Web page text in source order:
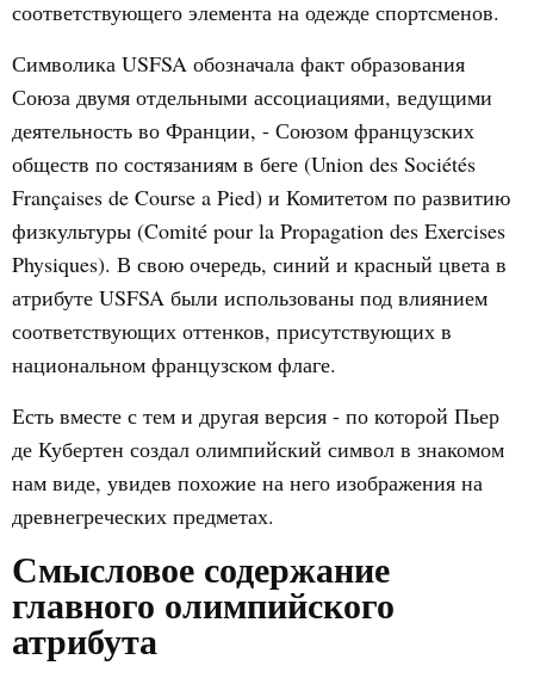
соответствующего элемента на одежде спортсменов.
Символика USFSA обозначала факт образования
Союза двумя отдельными ассоциациями, ведущими
деятельность во Франции, - Союзом французских
обществ по состязаниям в беге (Union des Sociétés
Françaises de Course a Pied) и Комитетом по развитию
физкультуры (Comité pour la Propagation des Exercises
Physiques). В свою очередь, синий и красный цвета в
атрибуте USFSA были использованы под влиянием
соответствующих оттенков, присутствующих в
национальном французском флаге.
Есть вместе с тем и другая версия - по которой Пьер
де Кубертен создал олимпийский символ в знакомом
нам виде, увидев похожие на него изображения на
древнегреческих предметах.
Смысловое содержание
главного олимпийского
атрибута